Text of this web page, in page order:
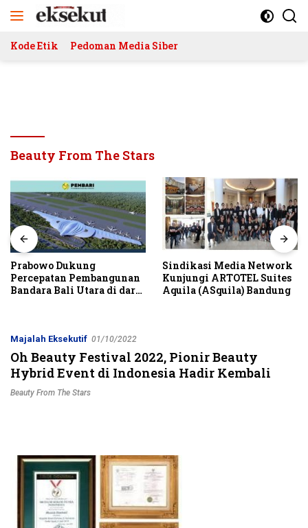
Kode Etik Pedoman Media Siber
Beauty From The Stars
Prabowo Dukung
Percepatan Pembangunan
Bandara Bali Utara di darat
Sindikasi Media Network
Kunjungi ARTOTEL Suites
Aquila (ASquila) Bandung
Majalah Eksekutif 01/10/2022
Oh Beauty Festival 2022, Pionir Beauty
Hybrid Event di Indonesia Hadir Kembali
Beauty From The Stars